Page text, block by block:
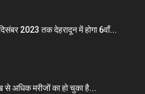
2023 तक देहरादून में होगा 6वाँ...
से अधिक मरीजों का हो चुका है...